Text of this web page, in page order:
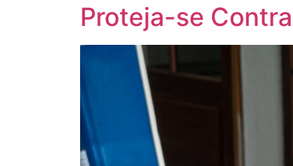
Proteja-se